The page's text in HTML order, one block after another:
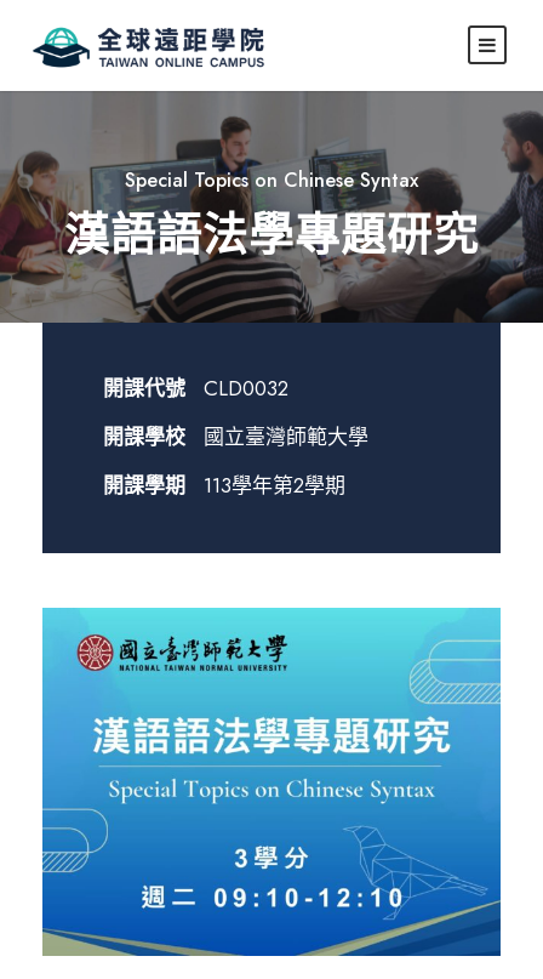
Special Topics on Chinese Syntax
漢語語法學專題研究
開課代號
CLD0032
開課學校
國立臺灣師範大學
開課學期
113學年第2學期